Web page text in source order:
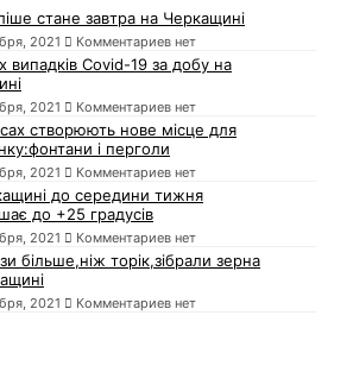
стане завтра на Черкащині
2021 Комментариев нет
випадків Covid-19 за добу на
2021 Комментариев нет
створюють нове місце для
і перголи
2021 Комментариев нет
до середини тижня
до +25 градусів
2021 Комментариев нет
більше,ніж торік,зібрали зерна
2021 Комментариев нет